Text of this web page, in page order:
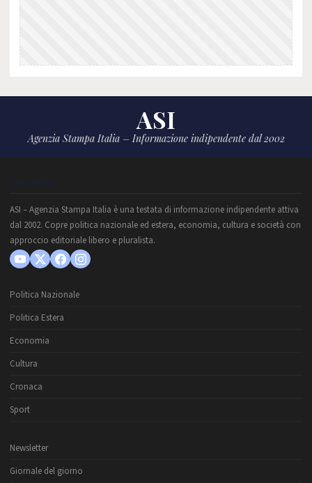
ASI
Agenzia Stampa Italia – Informazione indipendente dal 2002
CHI SIAMO
ASI – Agenzia Stampa Italia è una testata di informazione indipendente attiva
dal 2002. Copre politica nazionale ed estera, economia, cultura e società con
approccio editoriale libero e pluralista.
Politica Nazionale
Politica Estera
Economia
Cultura
Cronaca
Sport
Newsletter
Giornale del giorno